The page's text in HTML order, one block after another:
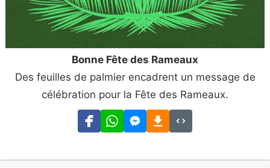
Bonne Fête des Rameaux
Des feuilles de palmier encadrent un message de
célébration pour la Fête des Rameaux.